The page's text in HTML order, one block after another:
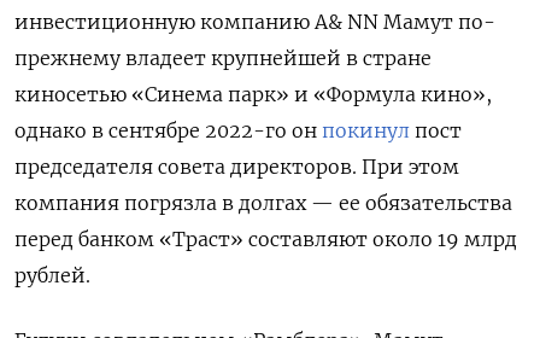
инвестиционную компанию A& NN Мамут по-
прежнему владеет крупнейшей в стране
киносетью «Синема парк» и «Формула кино»,
однако в сентябре 2022-го он покинул пост
председателя совета директоров. При этом
компания погрязла в долгах — ее обязательства
перед банком «Траст» составляют около 19 млрд
рублей.